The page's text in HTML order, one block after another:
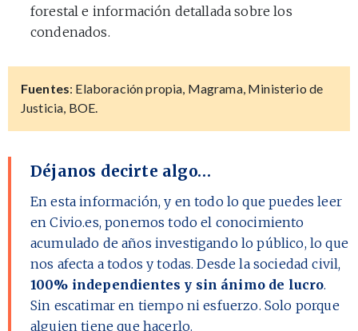
forestal e información detallada sobre los
condenados.
Fuentes: Elaboración propia, Magrama, Ministerio de
Justicia, BOE.
Déjanos decirte algo…
En esta información, y en todo lo que puedes leer
en Civio.es, ponemos todo el conocimiento
acumulado de años investigando lo público, lo que
nos afecta a todos y todas. Desde la sociedad civil,
100% independientes y sin ánimo de lucro.
Sin escatimar en tiempo ni esfuerzo. Solo porque
alguien tiene que hacerlo.